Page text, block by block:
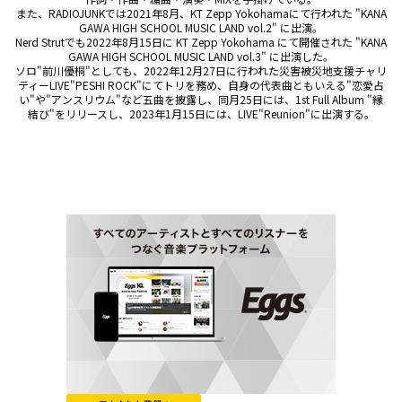
また、RADIOJUNKでは2021年8月、KT Zepp Yokohamaにて行われた "KANA
GAWA HIGH SCHOOL MUSIC LAND vol.2" に出演。
Nerd Strutでも2022年8月15日に KT Zepp Yokohama にて開催された "KANA
GAWA HIGH SCHOOL MUSIC LAND vol.3" に出演した。
ソロ"前川優桐"としても、2022年12月27日に行われた災害被災地支援チャリ
ティーLIVE"PESHI ROCK"にてトリを務め、自身の代表曲ともいえる"恋愛占
い"や"アンスリウム"など五曲を披露し、同月25日には、1st Full Album "縁
結び"をリリースし、2023年1月15日には、LIVE"Reunion"に出演する。